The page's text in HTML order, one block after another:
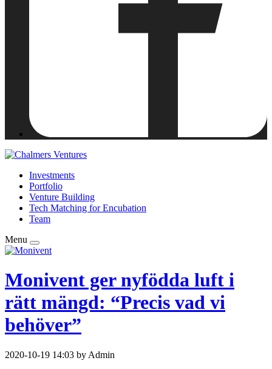
Investments
Portfolio
Venture Building
Tech Matching for Encubation
Team
Menu
Monivent ger nyfödda luft i
rätt mängd: “Precis vad vi
behöver”
2020-10-19 14:03 by Admin